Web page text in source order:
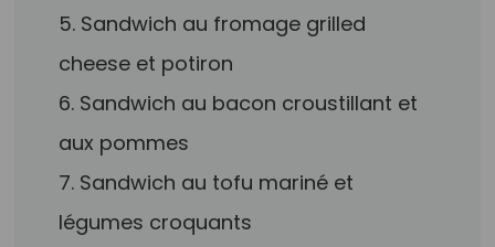
5. Sandwich au fromage grilled
cheese et potiron
6. Sandwich au bacon croustillant et
aux pommes
7. Sandwich au tofu mariné et
légumes croquants